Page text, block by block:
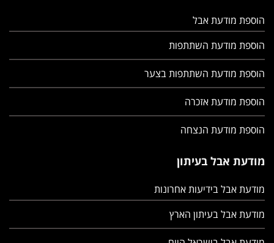
הוספת מודעת אבל
הוספת מודעת השתתפות
הוספת מודעת השתתפות בצער
הוספת מודעת אזכרה
הוספת מודעת הנצחה
מודעת אבל בעיתון
מודעת אבל בידיעות אחרונות
מודעת אבל בעיתון הארץ